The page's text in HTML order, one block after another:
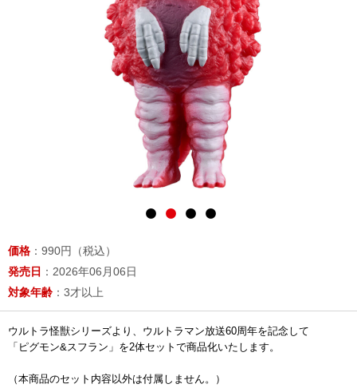
価格 ：990円（税込）
発売日 ：2026年06月06日
対象年齢 ：3才以上
ウルトラ怪獣シリーズより、ウルトラマン放送60周年を記念して
「ピグモン&スフラン」を2体セットで商品化いたします。
（本商品のセット内容以外は付属しません。）